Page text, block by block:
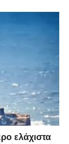
ελάχιστα